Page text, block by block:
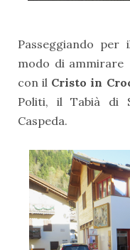
Passeggiando
modo di ammirare
con il Cristo in
Politi, il Tabià di
Caspeda.